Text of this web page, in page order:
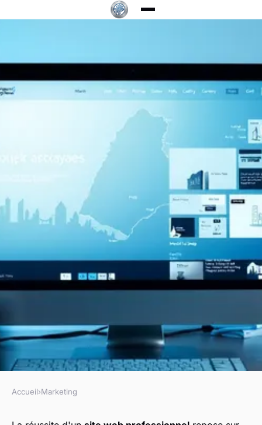
Accueil›Marketing